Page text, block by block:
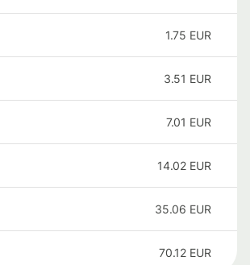
1.75 EUR
3.51 EUR
7.01 EUR
14.02 EUR
35.06 EUR
70.12 EUR